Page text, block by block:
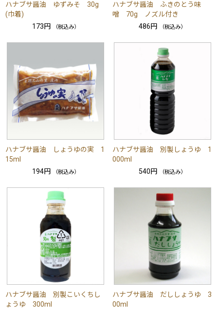
ハナブサ醤油 ゆずみそ 30g
(巾着)
173円
（税込み）
ハナブサ醤油 ふきのとう味
噌 70g ノズル付き
486円
（税込み）
ハナブサ醤油 しょうゆの実 1
15ml
194円
（税込み）
ハナブサ醤油 別製しょうゆ 1
000ml
540円
（税込み）
ハナブサ醤油 別製こいくちし
ょうゆ 300ml
ハナブサ醤油 だししょうゆ 3
00ml